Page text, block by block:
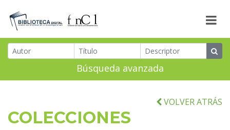
Búsqueda avanzada
VOLVER ATRÁS
COLECCIONES